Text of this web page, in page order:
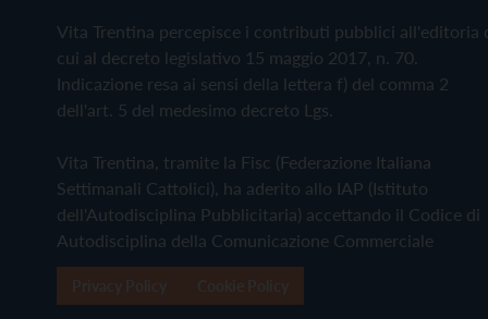
Vita Trentina percepisce i contributi pubblici all'editoria
cui al decreto legislativo 15 maggio 2017, n. 70.
Indicazione resa ai sensi della lettera f) del comma 2
dell'art. 5 del medesimo decreto Lgs.
Vita Trentina, tramite la Fisc (Federazione Italiana
Settimanali Cattolici), ha aderito allo IAP (Istituto
dell'Autodisciplina Pubblicitaria) accettando il Codice di
Autodisciplina della Comunicazione Commerciale